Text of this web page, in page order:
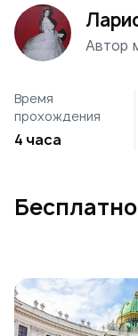
Автор
Время
прохождения
4 часа
Бесплатно